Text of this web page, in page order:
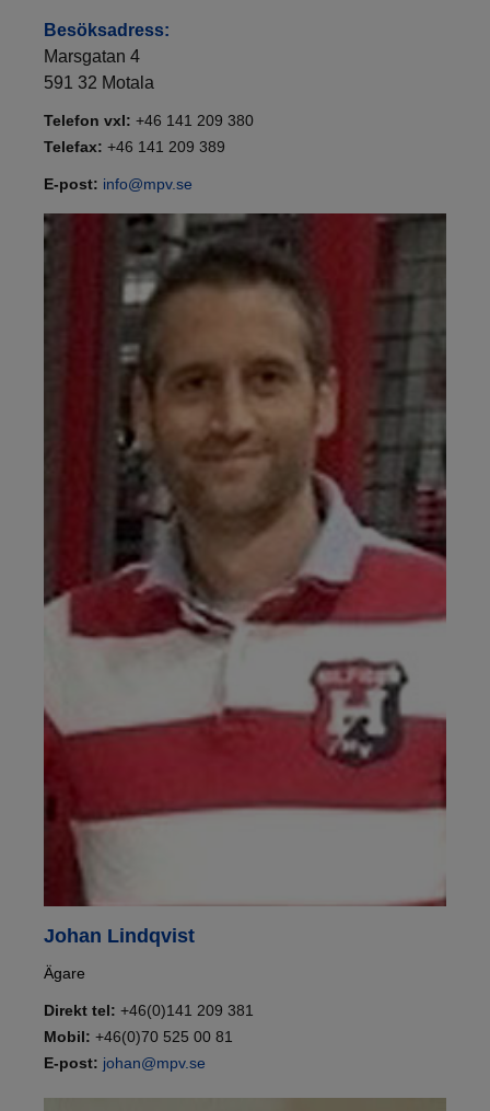
Besöksadress:
Marsgatan 4
591 32 Motala
Telefon vxl: +46 141 209 380
Telefax: +46 141 209 389
E-post: info@mpv.se
Johan Lindqvist
Ägare
Direkt tel: +46(0)141 209 381
Mobil: +46(0)70 525 00 81
E-post: johan@mpv.se